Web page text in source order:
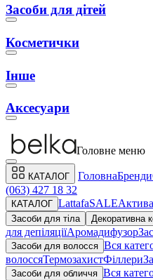
Засоби для дітей
Косметички
Інше
Аксесуари
Головне меню
КАТАЛОГ ГоловнаБренди
(063) 427 18 32
КАТАЛОГ LattafaSALE
Засоби для тіла
Декоративна
для депіляціїАромадифузор
Засоби для волосся Вся
волоссяТермозахистФіллери
Засоби для обличчя Вся